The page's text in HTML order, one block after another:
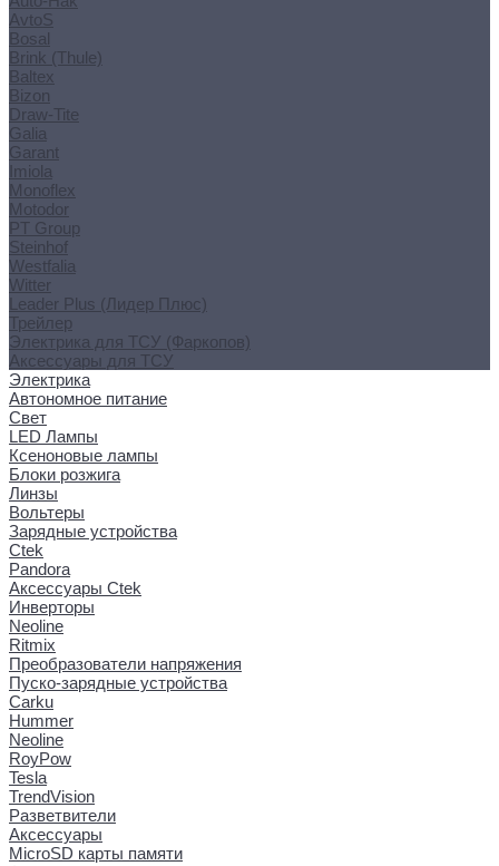
AvtoS
Bosal
Brink (Thule)
Baltex
Bizon
Draw-Tite
Galia
Garant
Imiola
Monoflex
Motodor
PT Group
Steinhof
Westfalia
Witter
Leader Plus (Лидер Плюс)
Трейлер
Электрика для ТСУ (Фаркопов)
Аксессуары для ТСУ
Электрика
Автономное питание
Свет
LED Лампы
Ксеноновые лампы
Блоки розжига
Линзы
Вольтеры
Зарядные устройства
Ctek
Pandora
Аксессуары Ctek
Инверторы
Neoline
Ritmix
Преобразователи напряжения
Пуско-зарядные устройства
Carku
Hummer
Neoline
RoyPow
Tesla
TrendVision
Разветвители
Аксессуары
MicroSD карты памяти